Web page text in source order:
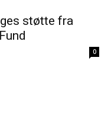
støtte fra
0